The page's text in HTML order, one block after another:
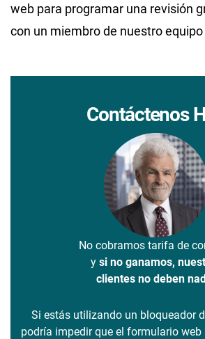
web para programar una revisión
con un miembro de nuestro equipo
Contáctenos
No cobramos tarifa de
y si no ganamos,
clientes no deben
Si estás utilizando un bloqueador
podría impedir que el formulario